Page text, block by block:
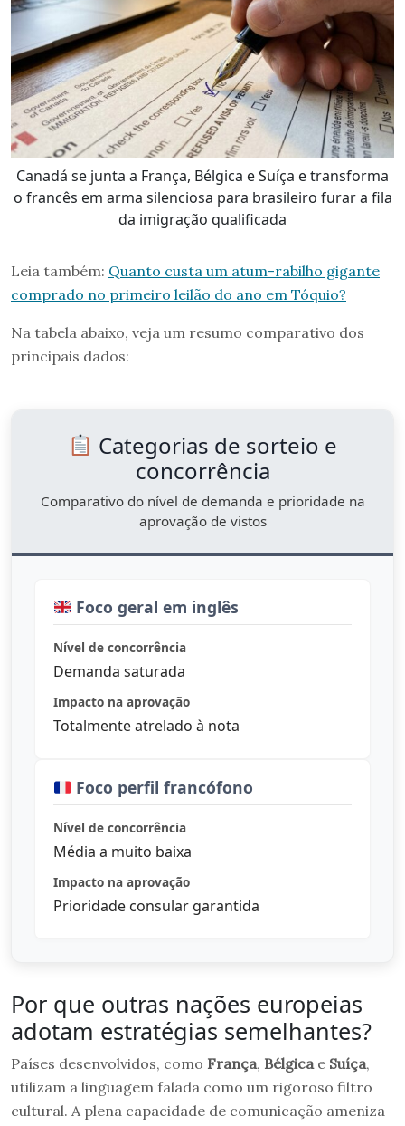
Canadá se junta a França, Bélgica e Suíça e transforma
o francês em arma silenciosa para brasileiro furar a fila
da imigração qualificada
Leia também: Quanto custa um atum-rabilho gigante
comprado no primeiro leilão do ano em Tóquio?
Na tabela abaixo, veja um resumo comparativo dos
principais dados:
Categorias de sorteio e
concorrência
Comparativo do nível de demanda e prioridade na
aprovação de vistos
Foco geral em inglês
Nível de concorrência
Demanda saturada
Impacto na aprovação
Totalmente atrelado à nota
Foco perfil francófono
Nível de concorrência
Média a muito baixa
Impacto na aprovação
Prioridade consular garantida
Por que outras nações europeias
adotam estratégias semelhantes?
Países desenvolvidos, como França, Bélgica e Suíça,
utilizam a linguagem falada como um rigoroso filtro
cultural. A plena capacidade de comunicação ameniza